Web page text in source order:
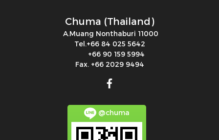
Chuma (Thailand)
A.Muang Nonthaburi 11000
Tel.+66 84 025 5642
+66 90 159 5994
Fax. +66 2029 9494
@chuma